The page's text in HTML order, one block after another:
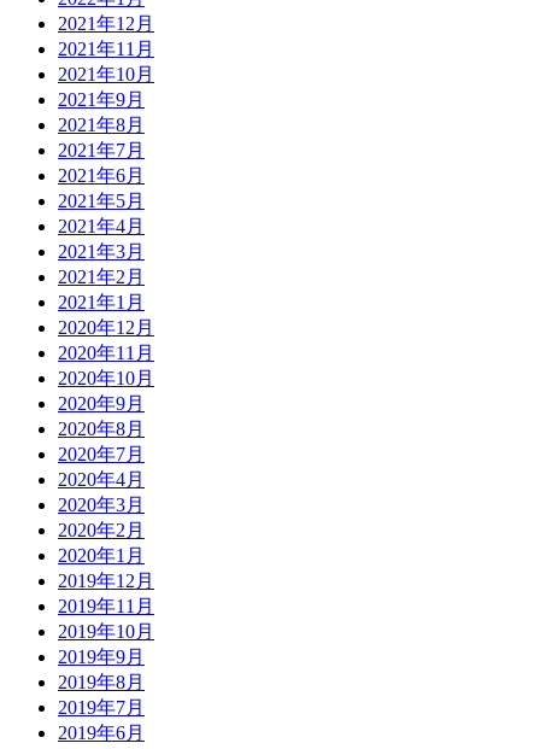
2021年12月
2021年11月
2021年10月
2021年9月
2021年8月
2021年7月
2021年6月
2021年5月
2021年4月
2021年3月
2021年2月
2021年1月
2020年12月
2020年11月
2020年10月
2020年9月
2020年8月
2020年7月
2020年4月
2020年3月
2020年2月
2020年1月
2019年12月
2019年11月
2019年10月
2019年9月
2019年8月
2019年7月
2019年6月